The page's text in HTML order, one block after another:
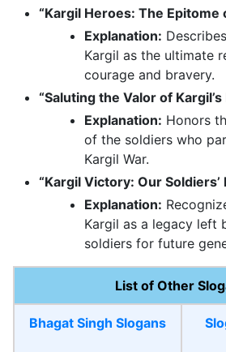
“Kargil Heroes: The Epitome
Explanation:
Kargil as the ultimate
courage and bravery.
“Saluting the Valor of
Explanation: Honors
of the soldiers who
Kargil War.
“Kargil Victory: Our Soldiers’
Explanation:
Kargil as a legacy left
soldiers for future
List of Other
Bhagat Singh Slogans